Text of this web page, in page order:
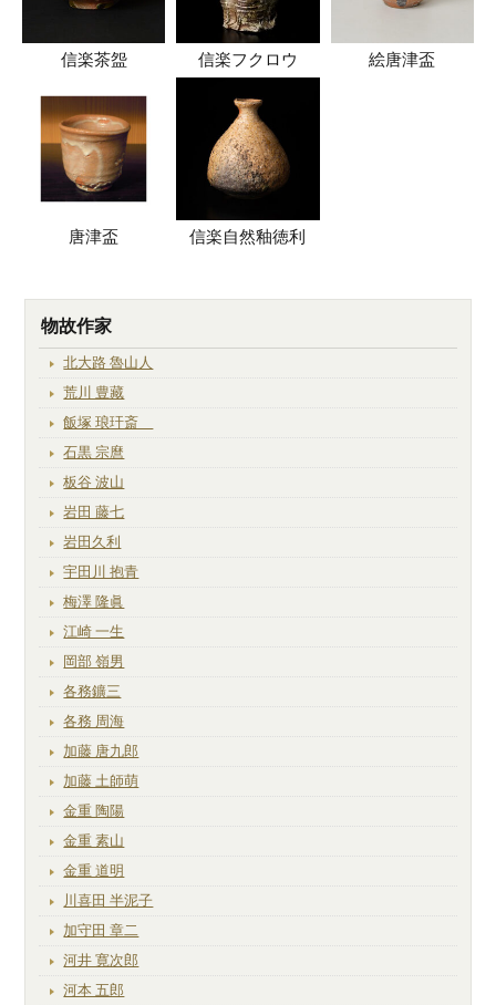
信楽茶盌 信楽フクロウ 絵唐津盃
唐津盃 信楽自然釉徳利
物故作家
北大路 魯山人
荒川 豊藏
飯塚 琅玕斎
石黒 宗麿
板谷 波山
岩田 藤七
岩田久利
宇田川 抱青
梅澤 隆眞
江崎 一生
岡部 嶺男
各務鑛三
各務 周海
加藤 唐九郎
加藤 土師萌
金重 陶陽
金重 素山
金重 道明
川喜田 半泥子
加守田 章二
河井 寛次郎
河本 五郎